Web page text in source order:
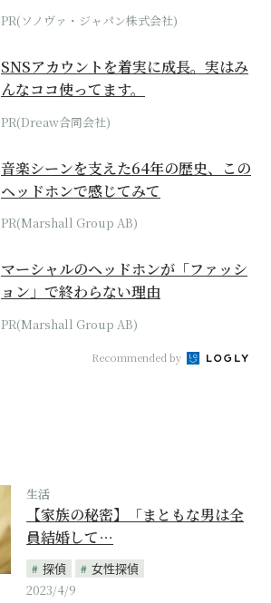
PR(ソノヴァ・ジャパン株式会社)
SNSアカウントを着実に成長。実はみ
んなココ使ってます。
PR(Dreaw合同会社)
音楽シーンを支えた64年の歴史、この
ヘッドホンで感じてみて
PR(Marshall Group AB)
マーシャルのヘッドホンが「ファッシ
ョン」で終わらない理由
PR(Marshall Group AB)
Recommended by
生活
【家族の秘密】「まともな男は全
員結婚して…
探偵
女性探偵
2023/4/9